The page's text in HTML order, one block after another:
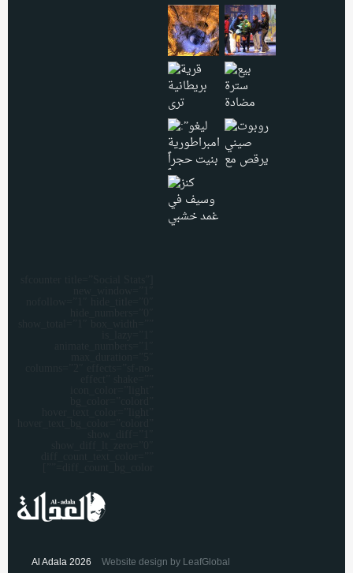
Al Adala 2026 Website design by LeafGlobal